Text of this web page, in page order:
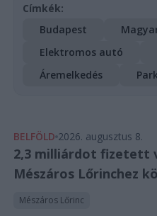
Címkék:
Budapest
Elektromos autó
Áremelkedés
BELFÖLD 2026. augusztus 8.
2,3 milliárdot fizetett
Mészáros Lőrinchez
Mészáros Lőrinc